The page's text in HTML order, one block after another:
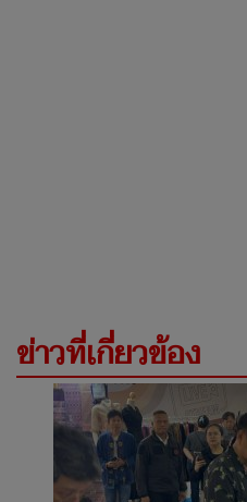
ข่าวที่เกี่ยวข้อง